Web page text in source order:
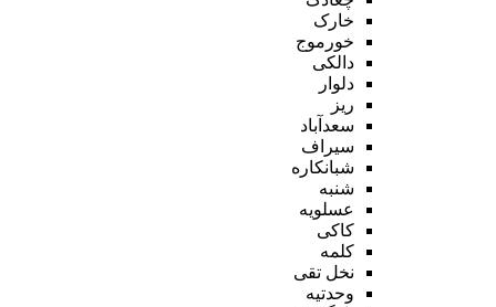
خارک
خورموج
دالکی
دلوار
ریز
سعدآباد
سیراف
شبانکاره
شنبه
عسلویه
کاکی
کلمه
نخل تقی
وحدتیه